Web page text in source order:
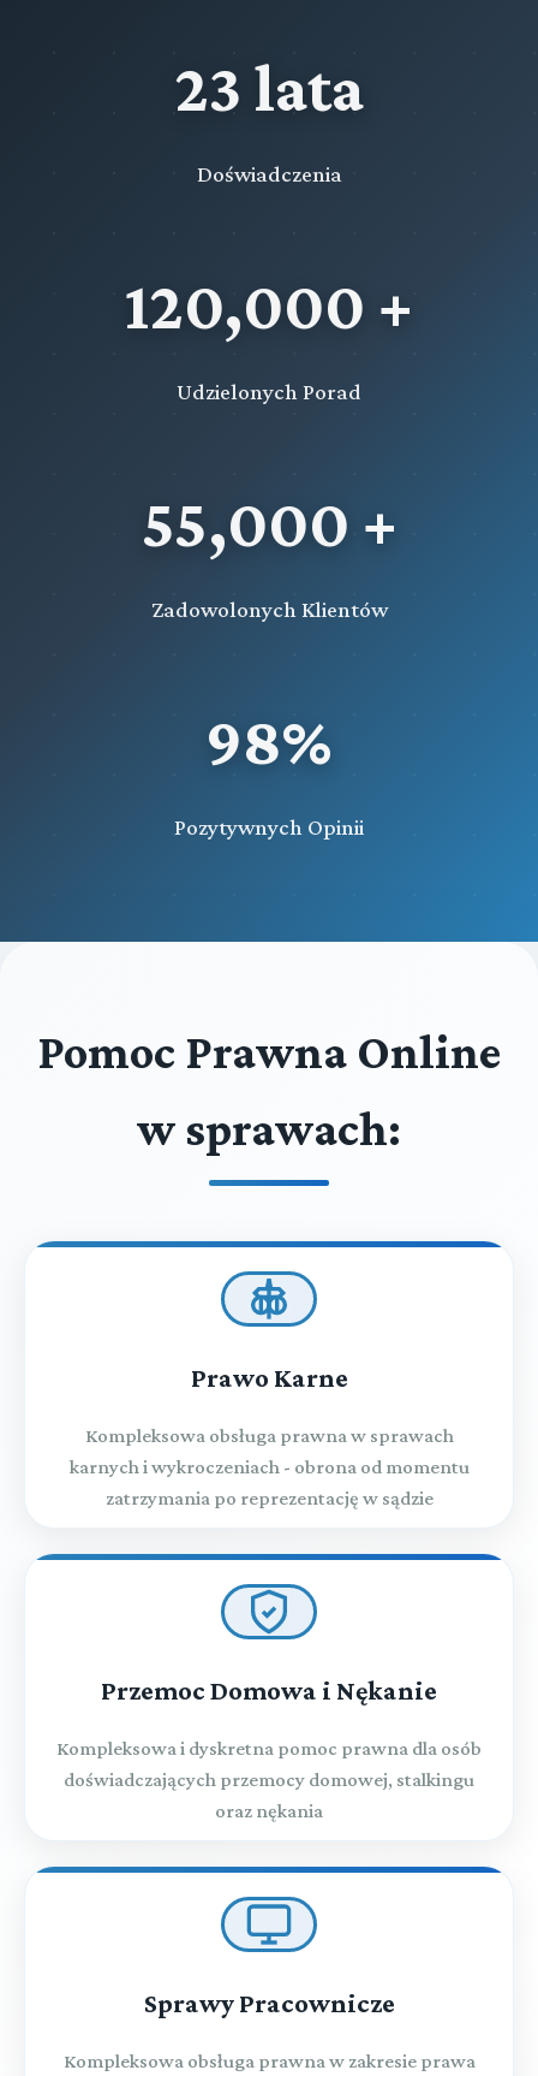
23 lata
Doświadczenia
120,000 +
Udzielonych Porad
55,000 +
Zadowolonych Klientów
98%
Pozytywnych Opinii
Pomoc Prawna Online
w sprawach:
Prawo Karne
Kompleksowa obsługa prawna w sprawach
karnych i wykroczeniach - obrona od momentu
zatrzymania po reprezentację w sądzie
Przemoc Domowa i Nękanie
Kompleksowa i dyskretna pomoc prawna dla osób
doświadczających przemocy domowej, stalkingu
oraz nękania
Sprawy Pracownicze
Kompleksowa obsługa prawna w zakresie prawa